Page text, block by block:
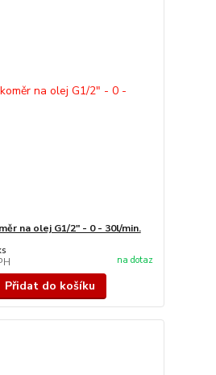
na olej G1/2" - 0 - 30l/min.
na dotaz
Přidat do košíku